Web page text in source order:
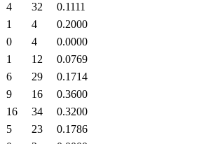
4 32
0.1111
1 4
0.2000
0 4
0.0000
1 12
0.0769
6 29
0.1714
9 16
0.3600
16 34
0.3200
5 23
0.1786